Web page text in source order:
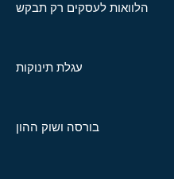
הלוואות לעסקים רק תבקש
עגלת תינוקות
בורסה ושוק ההון